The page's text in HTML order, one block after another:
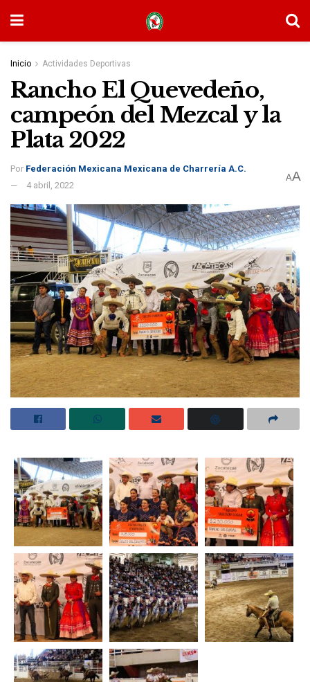
Inicio Actividades Deportivas
Rancho El Quevedeño,
campeón del Mezcal y la
Plata 2022
Por Federación Mexicana Mexicana de Charrería A.C.
4 abril, 2022
AA